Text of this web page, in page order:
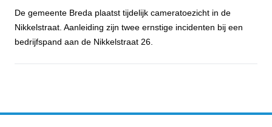
De gemeente Breda plaatst tijdelijk cameratoezicht in de
Nikkelstraat. Aanleiding zijn twee ernstige incidenten bij een
bedrijfspand aan de Nikkelstraat 26.